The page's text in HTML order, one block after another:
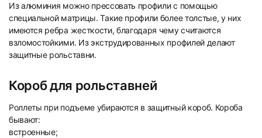
Из алюминия можно прессовать профили с помощью
специальной матрицы. Такие профили более толстые, у них
имеются ребра жесткости, благодаря чему считаются
взломостойкими. Из экструдированных профилей делают
защитные рольставни.
Короб для рольставней
Роллеты при подъеме убираются в защитный короб. Короба
бывают:
встроенные;